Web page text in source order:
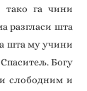
тако га чини
разгласи шта
шта му учини
Богу
слободним и